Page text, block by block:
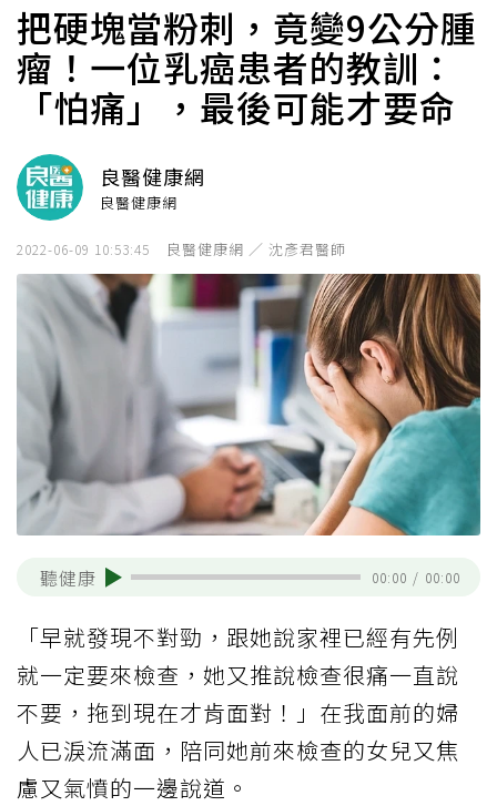
把硬塊當粉刺，竟變9公分腫
瘤！一位乳癌患者的教訓：
「怕痛」，最後可能才要命
良醫健康網
良醫健康網
2022-06-09 10:53:45 良醫健康網 ／ 沈彥君醫師
聽健康 00:00 / 00:00
「早就發現不對勁，跟她說家裡已經有先例
就一定要來檢查，她又推說檢查很痛一直說
不要，拖到現在才肯面對！」在我面前的婦
人已淚流滿面，陪同她前來檢查的女兒又焦
慮又氣憤的一邊說道。